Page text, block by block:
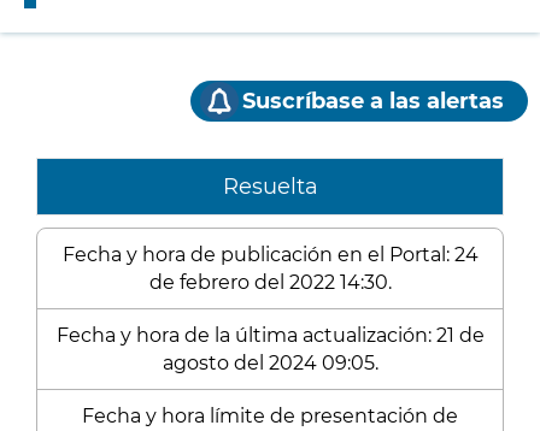
Suscríbase a las alertas
Resuelta
Fecha y hora de publicación en el Portal: 24
de febrero del 2022 14:30.
Fecha y hora de la última actualización: 21 de
agosto del 2024 09:05.
Fecha y hora límite de presentación de